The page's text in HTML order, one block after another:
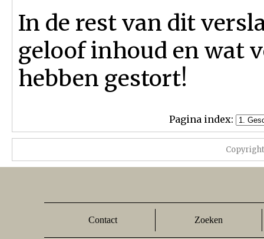
In de rest van dit
geloof inhoud en wat
hebben gestort!
Pagina index:
Contact Zoeken